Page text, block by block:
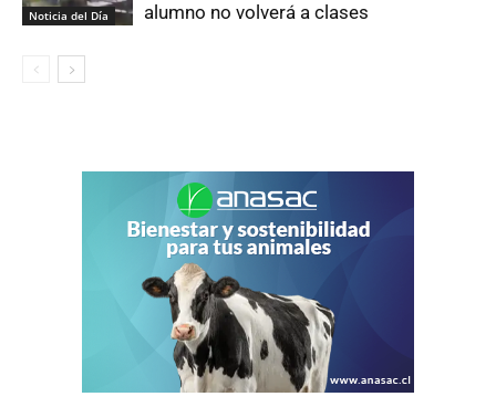
Noticia del Día
alumno no volverá a clases